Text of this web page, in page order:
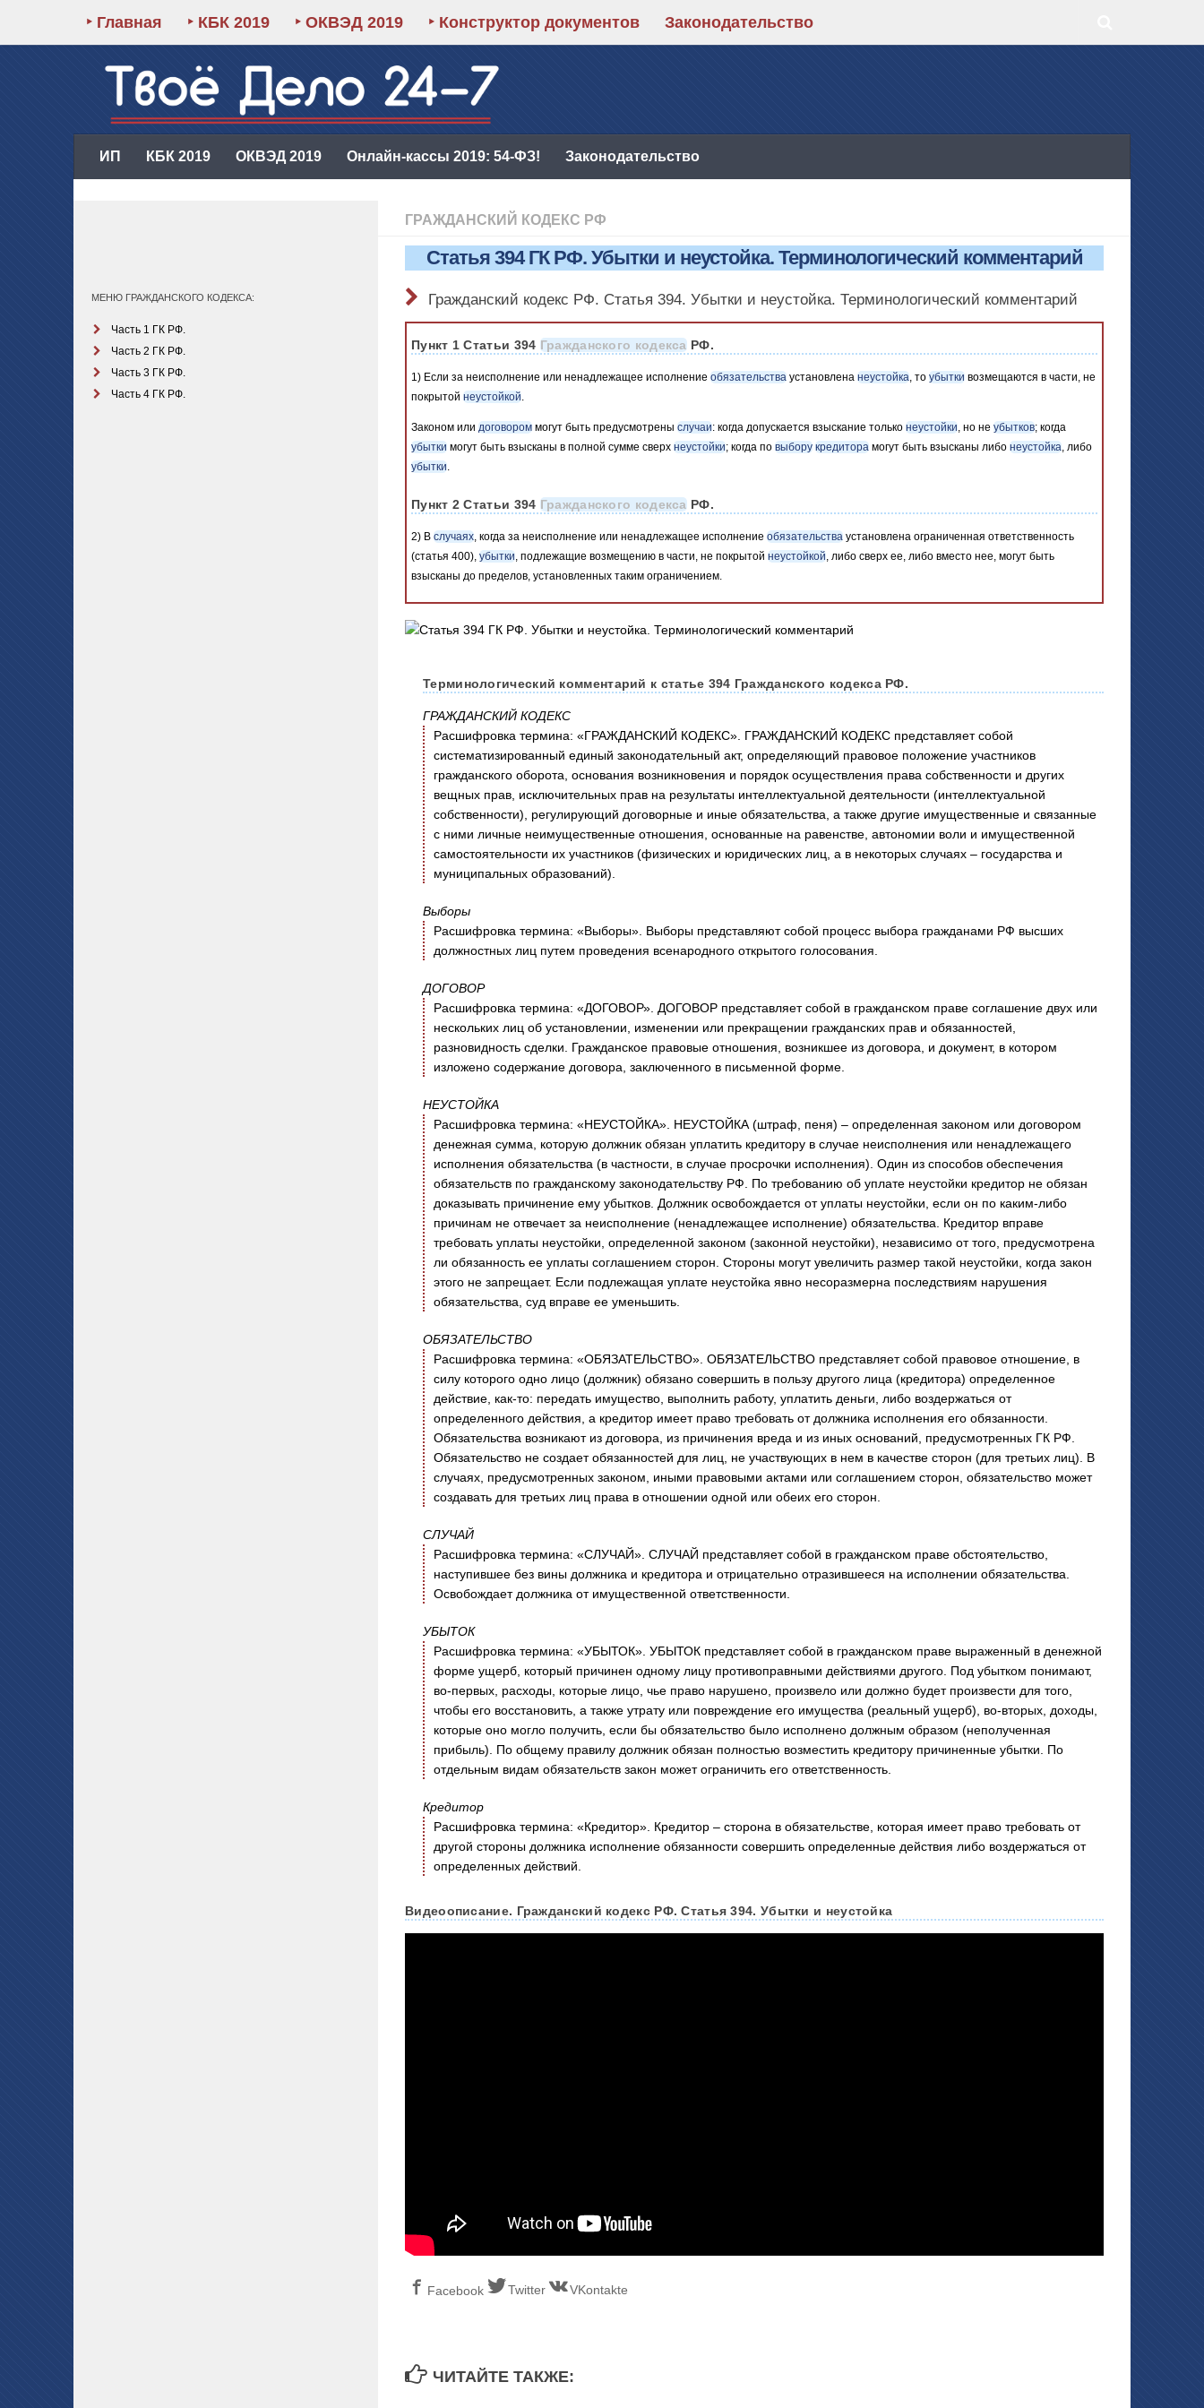
‣ Главная ‣ КБК 2019 ‣ ОКВЭД 2019 ‣ Конструктор документов Законодательство
ИП КБК 2019 ОКВЭД 2019 Онлайн-кассы 2019: 54-ФЗ! Законодательство
ГРАЖДАНСКИЙ КОДЕКС РФ
Статья 394 ГК РФ. Убытки и неустойка. Терминологический комментарий
Гражданский кодекс РФ. Статья 394. Убытки и неустойка. Терминологический комментарий
Пункт 1 Статьи 394 Гражданского кодекса РФ.
1) Если за неисполнение или ненадлежащее исполнение обязательства установлена неустойка, то убытки возмещаются в части, не
покрытой неустойкой.
Законом или договором могут быть предусмотрены случаи: когда допускается взыскание только неустойки, но не убытков; когда
убытки могут быть взысканы в полной сумме сверх неустойки; когда по выбору кредитора могут быть взысканы либо неустойка, либо
убытки.
Пункт 2 Статьи 394 Гражданского кодекса РФ.
2) В случаях, когда за неисполнение или ненадлежащее исполнение обязательства установлена ограниченная ответственность
(статья 400), убытки, подлежащие возмещению в части, не покрытой неустойкой, либо сверх ее, либо вместо нее, могут быть
взысканы до пределов, установленных таким ограничением.
Терминологический комментарий к статье 394 Гражданского кодекса РФ.
ГРАЖДАНСКИЙ КОДЕКС
Расшифровка термина: «ГРАЖДАНСКИЙ КОДЕКС». ГРАЖДАНСКИЙ КОДЕКС представляет собой
систематизированный единый законодательный акт, определяющий правовое положение участников
гражданского оборота, основания возникновения и порядок осуществления права собственности и других
вещных прав, исключительных прав на результаты интеллектуальной деятельности (интеллектуальной
собственности), регулирующий договорные и иные обязательства, а также другие имущественные и связанные
с ними личные неимущественные отношения, основанные на равенстве, автономии воли и имущественной
самостоятельности их участников (физических и юридических лиц, а в некоторых случаях – государства и
муниципальных образований).
Выборы
Расшифровка термина: «Выборы». Выборы представляют собой процесс выбора гражданами РФ высших
должностных лиц путем проведения всенародного открытого голосования.
ДОГОВОР
Расшифровка термина: «ДОГОВОР». ДОГОВОР представляет собой в гражданском праве соглашение двух или
нескольких лиц об установлении, изменении или прекращении гражданских прав и обязанностей,
разновидность сделки. Гражданское правовые отношения, возникшее из договора, и документ, в котором
изложено содержание договора, заключенного в письменной форме.
НЕУСТОЙКА
Расшифровка термина: «НЕУСТОЙКА». НЕУСТОЙКА (штраф, пеня) – определенная законом или договором
денежная сумма, которую должник обязан уплатить кредитору в случае неисполнения или ненадлежащего
исполнения обязательства (в частности, в случае просрочки исполнения). Один из способов обеспечения
обязательств по гражданскому законодательству РФ. По требованию об уплате неустойки кредитор не обязан
доказывать причинение ему убытков. Должник освобождается от уплаты неустойки, если он по каким-либо
причинам не отвечает за неисполнение (ненадлежащее исполнение) обязательства. Кредитор вправе
требовать уплаты неустойки, определенной законом (законной неустойки), независимо от того, предусмотрена
ли обязанность ее уплаты соглашением сторон. Стороны могут увеличить размер такой неустойки, когда закон
этого не запрещает. Если подлежащая уплате неустойка явно несоразмерна последствиям нарушения
обязательства, суд вправе ее уменьшить.
ОБЯЗАТЕЛЬСТВО
Расшифровка термина: «ОБЯЗАТЕЛЬСТВО». ОБЯЗАТЕЛЬСТВО представляет собой правовое отношение, в
силу которого одно лицо (должник) обязано совершить в пользу другого лица (кредитора) определенное
действие, как-то: передать имущество, выполнить работу, уплатить деньги, либо воздержаться от
определенного действия, а кредитор имеет право требовать от должника исполнения его обязанности.
Обязательства возникают из договора, из причинения вреда и из иных оснований, предусмотренных ГК РФ.
Обязательство не создает обязанностей для лиц, не участвующих в нем в качестве сторон (для третьих лиц). В
случаях, предусмотренных законом, иными правовыми актами или соглашением сторон, обязательство может
создавать для третьих лиц права в отношении одной или обеих его сторон.
СЛУЧАЙ
Расшифровка термина: «СЛУЧАЙ». СЛУЧАЙ представляет собой в гражданском праве обстоятельство,
наступившее без вины должника и кредитора и отрицательно отразившееся на исполнении обязательства.
Освобождает должника от имущественной ответственности.
УБЫТОК
Расшифровка термина: «УБЫТОК». УБЫТОК представляет собой в гражданском праве выраженный в денежной
форме ущерб, который причинен одному лицу противоправными действиями другого. Под убытком понимают,
во-первых, расходы, которые лицо, чье право нарушено, произвело или должно будет произвести для того,
чтобы его восстановить, а также утрату или повреждение его имущества (реальный ущерб), во-вторых, доходы,
которые оно могло получить, если бы обязательство было исполнено должным образом (неполученная
прибыль). По общему правилу должник обязан полностью возместить кредитору причиненные убытки. По
отдельным видам обязательств закон может ограничить его ответственность.
Кредитор
Расшифровка термина: «Кредитор». Кредитор – сторона в обязательстве, которая имеет право требовать от
другой стороны должника исполнение обязанности совершить определенные действия либо воздержаться от
определенных действий.
Видеоописание. Гражданский кодекс РФ. Статья 394. Убытки и неустойка
Facebook Twitter VKontakte
ЧИТАЙТЕ ТАКЖЕ:
МЕНЮ ГРАЖДАНСКОГО КОДЕКСА:
Часть 1 ГК РФ.
Часть 2 ГК РФ.
Часть 3 ГК РФ.
Часть 4 ГК РФ.